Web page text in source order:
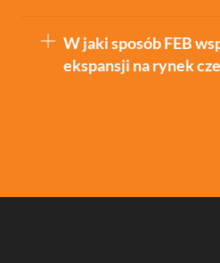
W jaki sposób FEB
ekspansji na rynek